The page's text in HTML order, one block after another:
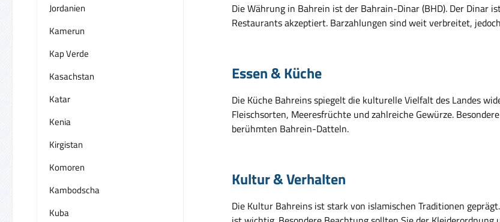
Jordanien
Kamerun
Kap Verde
Kasachstan
Katar
Kenia
Kirgistan
Komoren
Kambodscha
Kuba
Die Währung in Bahrein ist der Bahrain-Dinar (BHD). Der
Restaurants akzeptiert. Barzahlungen sind weit verbreitet,
Essen & Küche
Die Küche Bahreins spiegelt die kulturelle Vielfalt des Landes
Fleischsorten, Meeresfrüchte und zahlreiche Gewürze.
berühmten Bahrein-Datteln.
Kultur & Verhalten
Die Kultur Bahreins ist stark von islamischen Traditionen